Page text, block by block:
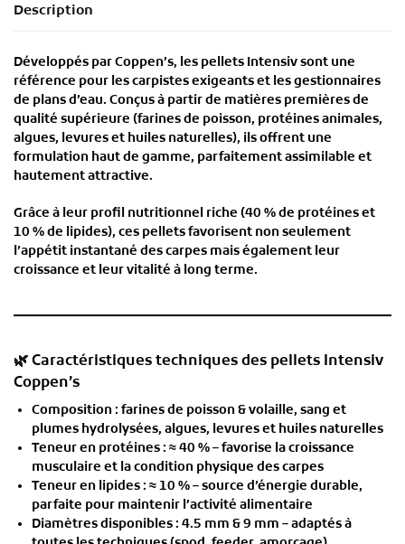
Description
Développés parCoppen’s, les pellets Intensivsont une
référence pour les carpistes exigeants et les gestionnaires
de plans d’eau. Conçus à partir de matières premières de
qualité supérieure (farines de poisson, protéines animales,
algues, levures et huiles naturelles), ils offrent une
formulation haut de gamme, parfaitement assimilable et
hautement attractive.
Grâce à leur profil nutritionnel riche (40 % de protéines et
10 % de lipides), ces pellets favorisent non seulement
l’appétit instantané des carpes mais également leur
croissance et leur vitalité à long terme.
🌿 Caractéristiques techniques des pellets Intensiv
Coppen’s
Composition : farines de poisson & volaille, sang et
plumes hydrolysées, algues, levures et huiles naturelles
Teneur en protéines : ≈ 40 %– favorise la croissance
musculaire et la condition physique des carpes
Teneur en lipides : ≈ 10 %– source d’énergie durable,
parfaite pour maintenir l’activité alimentaire
Diamètres disponibles : 4.5 mm & 9 mm – adaptés à